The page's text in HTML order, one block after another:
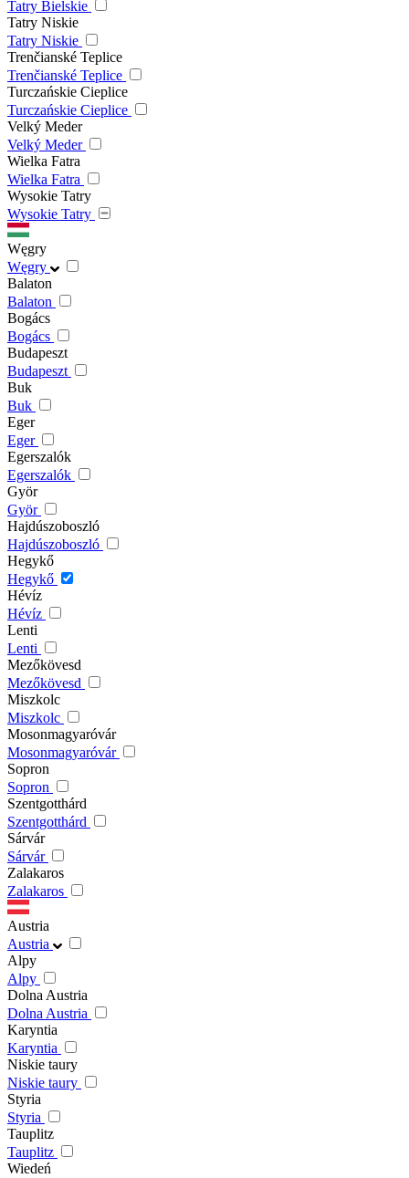
Tatry Bielskie
Tatry Niskie
Tatry Niskie
Trenčianské Teplice
Trenčianské Teplice
Turczańskie Cieplice
Turczańskie Cieplice
Velký Meder
Velký Meder
Wielka Fatra
Wielka Fatra
Wysokie Tatry
Wysokie Tatry
Węgry
Węgry
Balaton
Balaton
Bogács
Bogács
Budapeszt
Budapeszt
Buk
Buk
Eger
Eger
Egerszalók
Egerszalók
Györ
Györ
Hajdúszoboszló
Hajdúszoboszló
Hegykő
Hegykő
Hévíz
Hévíz
Lenti
Lenti
Mezőkövesd
Mezőkövesd
Miszkolc
Miszkolc
Mosonmagyaróvár
Mosonmagyaróvár
Sopron
Sopron
Szentgotthárd
Szentgotthárd
Sárvár
Sárvár
Zalakaros
Zalakaros
Austria
Austria
Alpy
Alpy
Dolna Austria
Dolna Austria
Karyntia
Karyntia
Niskie taury
Niskie taury
Styria
Styria
Tauplitz
Tauplitz
Wiedeń